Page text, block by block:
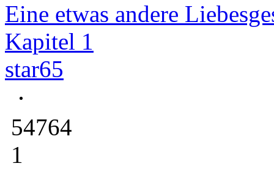
Eine etwas andere
Kapitel 1
star65
54764
1